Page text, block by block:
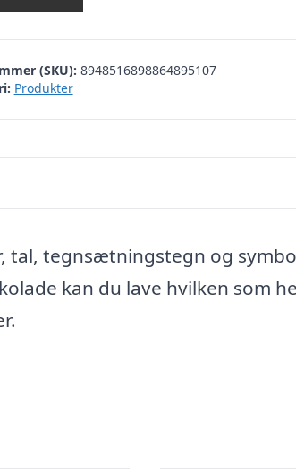
(SKU): 8948516898864895107
Produkter
tal, tegnsætningstegn og
kan du lave hvilken som